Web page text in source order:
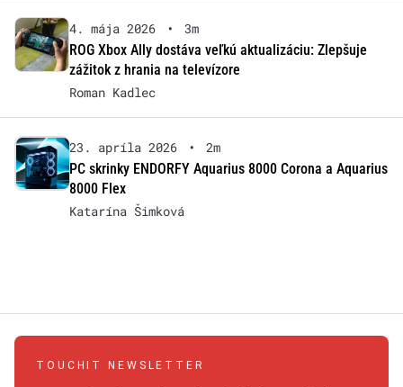
4. mája 2026 •
3m
ROG Xbox Ally dostáva veľkú aktualizáciu: Zlepšuje
zážitok z hrania na televízore
Roman Kadlec
23. apríla 2026 •
2m
PC skrinky ENDORFY Aquarius 8000 Corona a Aquarius
8000 Flex
Katarína Šimková
TOUCHIT NEWSLETTER